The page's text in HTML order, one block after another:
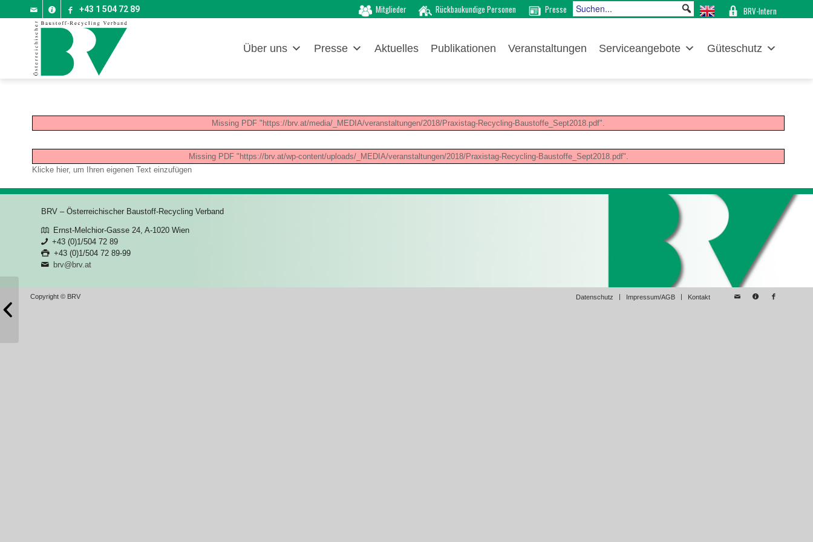
Mitglieder Rückbaukundige Personen Presse BRV-Intern
+43 1 504 72 89
Über uns Presse Aktuelles Publikationen Veranstaltungen Serviceangebote Güteschutz
Missing PDF "https://brv.at/media/_MEDIA/veranstaltungen/2018/Praxistag-Recycling-Baustoffe_Sept2018.pdf".
Missing PDF "https://brv.at/wp-content/uploads/_MEDIA/veranstaltungen/2018/Praxistag-Recycling-Baustoffe_Sept2018.pdf".
Klicke hier, um Ihren eigenen Text einzufügen
BRV – Österreichischer Baustoff-Recycling Verband
Ernst-Melchior-Gasse 24, A-1020 Wien
+43 (0)1/504 72 89
+43 (0)1/504 72 89-99
brv@brv.at
Copyright © BRV Datenschutz Impressum/AGB Kontakt